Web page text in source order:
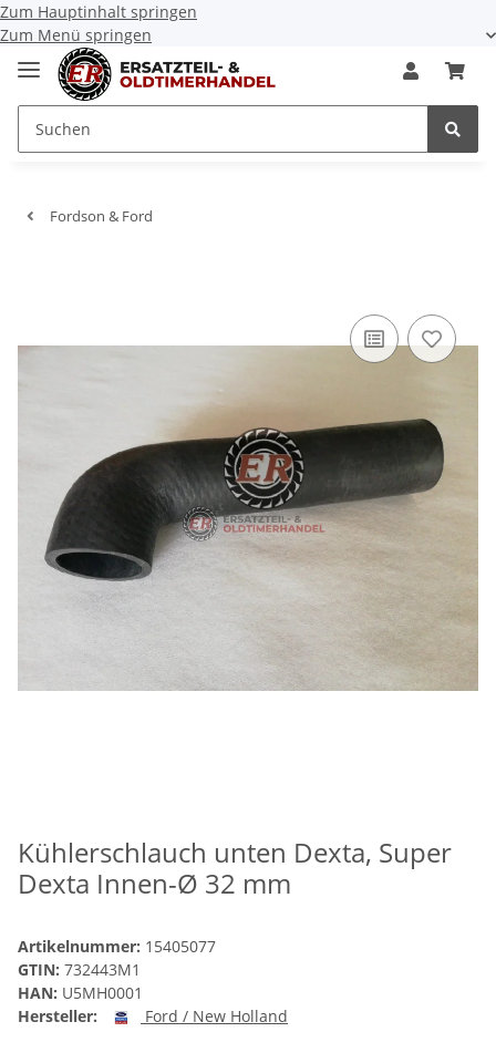
Zum Hauptinhalt springen
Zum Menü springen
Fordson & Ford
Kühlerschlauch unten Dexta, Super
Dexta Innen-Ø 32 mm
Artikelnummer: 15405077
GTIN: 732443M1
HAN: U5MH0001
Hersteller:
Ford / New Holland